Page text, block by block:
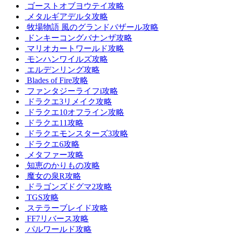
ゴーストオブヨウテイ攻略
メタルギアデルタ攻略
牧場物語 風のグランドバザール攻略
ドンキーコングバナンザ攻略
マリオカートワールド攻略
モンハンワイルズ攻略
エルデンリング攻略
Blades of Fire攻略
ファンタジーライフi攻略
ドラクエ3リメイク攻略
ドラクエ10オフライン攻略
ドラクエ11攻略
ドラクエモンスターズ3攻略
ドラクエ6攻略
メタファー攻略
知恵のかりもの攻略
魔女の泉R攻略
ドラゴンズドグマ2攻略
TGS攻略
ステラーブレイド攻略
FF7リバース攻略
パルワールド攻略